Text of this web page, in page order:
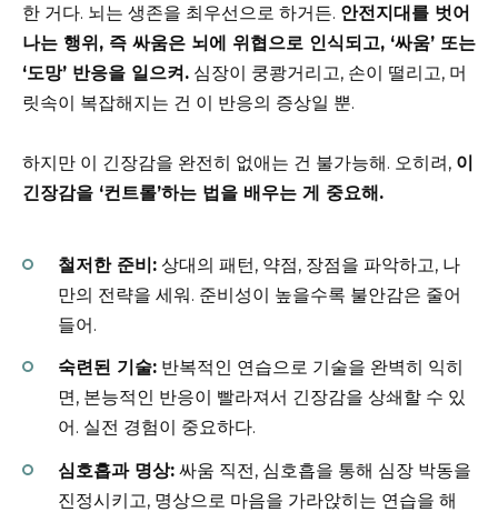
한 거다. 뇌는 생존을 최우선으로 하거든. 안전지대를 벗어
나는 행위, 즉 싸움은 뇌에 위협으로 인식되고, ‘싸움’ 또는
‘도망’ 반응을 일으켜. 심장이 쿵쾅거리고, 손이 떨리고, 머
릿속이 복잡해지는 건 이 반응의 증상일 뿐.
하지만 이 긴장감을 완전히 없애는 건 불가능해. 오히려, 이
긴장감을 ‘컨트롤’하는 법을 배우는 게 중요해.
철저한 준비: 상대의 패턴, 약점, 장점을 파악하고, 나
만의 전략을 세워. 준비성이 높을수록 불안감은 줄어
들어.
숙련된 기술: 반복적인 연습으로 기술을 완벽히 익히
면, 본능적인 반응이 빨라져서 긴장감을 상쇄할 수 있
어. 실전 경험이 중요하다.
심호흡과 명상: 싸움 직전, 심호흡을 통해 심장 박동을
진정시키고, 명상으로 마음을 가라앉히는 연습을 해